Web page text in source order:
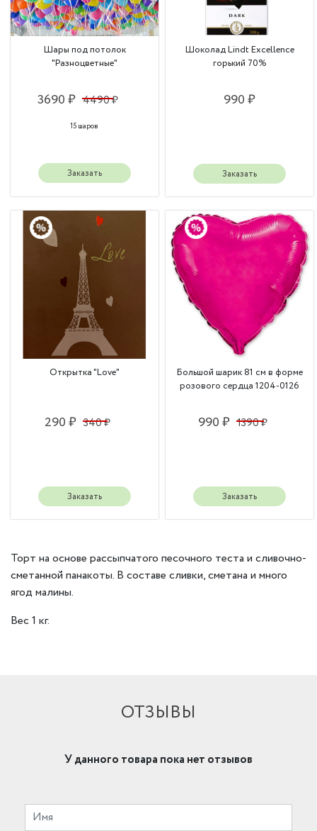
Шары под потолок
"Разноцветные"
3690 ₽ 4490 ₽
15 шаров
Заказать
Шоколад Lindt Excellence
горький 70%
990 ₽
Заказать
Открытка "Love"
290 ₽ 340 ₽
Заказать
Большой шарик 81 см в форме
розового сердца 1204-0126
990 ₽ 1390 ₽
Заказать
Торт на основе рассыпчатого песочного теста и сливочно-
сметанной панакоты. В составе сливки, сметана и много
ягод малины.
Вес 1 кг.
ОТЗЫВЫ
У данного товара пока нет отзывов